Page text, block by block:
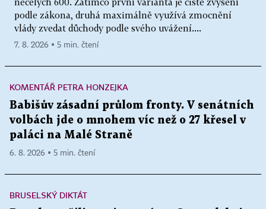
podle zákona, druhá maximálně využívá zmocnění
vlády zvedat důchody podle svého uvážení....
7. 8. 2026 ▪ 5 min. čtení
KOMENTÁŘ PETRA HONZEJKA
Babišův zásadní průlom fronty. V senátních
volbách jde o mnohem víc než o 27 křesel v
paláci na Malé Straně
6. 8. 2026 ▪ 5 min. čtení
BRUSELSKÝ DIKTÁT